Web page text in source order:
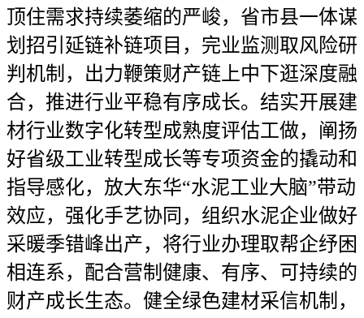
顶住需求持续萎缩的严峻，省市县一体谋
划招引延链补链项目，完业监测取风险研
判机制，出力鞭策财产链上中下逛深度融
合，推进行业平稳有序成长。结实开展建
材行业数字化转型成熟度评估工做，阐扬
好省级工业转型成长等专项资金的撬动和
指导感化，放大东华“水泥工业大脑”带动
效应，强化手艺协同，组织水泥企业做好
采暖季错峰出产，将行业办理取帮企纾困
相连系，配合营制健康、有序、可持续的
财产成长生态。健全绿色建材采信机制，